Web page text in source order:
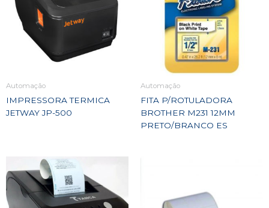
Automação
IMPRESSORA TERMICA
JETWAY JP-500
Automação
FITA P/ROTULADORA
BROTHER M231 12MM
PRETO/BRANCO ES